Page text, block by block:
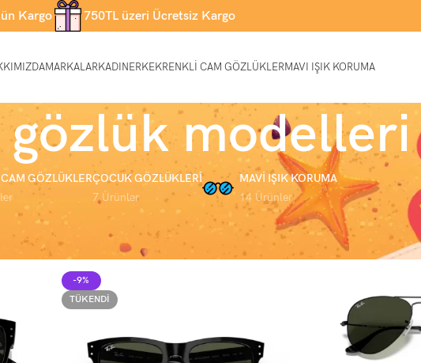
Kargo 750TL üzeri Ücretsiz Kargo
MARKALARKADINERKEKRENKLI CAM GÖZLÜKLERMAVI IŞIK KORUMA
modelleri
GÖZLÜKLERÇOCUK GÖZLÜKLERI
7 Ürünler
MAVI IŞIK KORUMA
14 Ürünler
modelleri” olarak etiketlendi
-9%
TÜKENDI